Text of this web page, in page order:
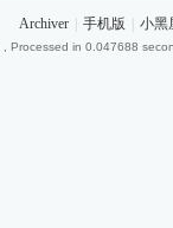
Archiver 手机版 小黑
, Processed in 0.047688